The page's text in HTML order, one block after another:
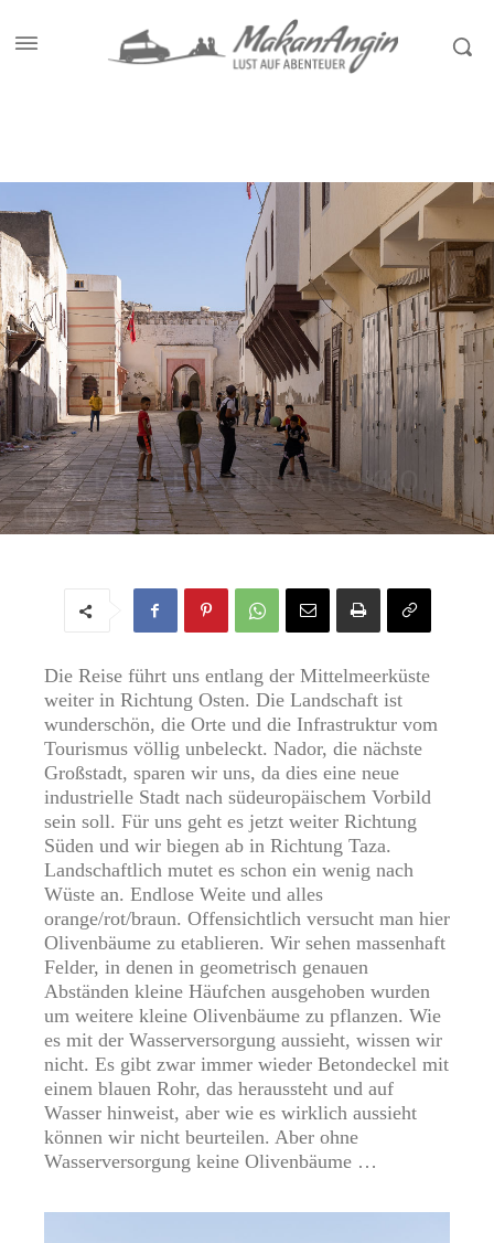
3 | DER OSTEN VON MAROKKO
UND FES
Die Reise führt uns entlang der Mittelmeerküste
weiter in Richtung Osten. Die Landschaft ist
wunderschön, die Orte und die Infrastruktur vom
Tourismus völlig unbeleckt. Nador, die nächste
Großstadt, sparen wir uns, da dies eine neue
industrielle Stadt nach südeuropäischem Vorbild
sein soll. Für uns geht es jetzt weiter Richtung
Süden und wir biegen ab in Richtung Taza.
Landschaftlich mutet es schon ein wenig nach
Wüste an. Endlose Weite und alles
orange/rot/braun. Offensichtlich versucht man hier
Olivenbäume zu etablieren. Wir sehen massenhaft
Felder, in denen in geometrisch genauen
Abständen kleine Häufchen ausgehoben wurden
um weitere kleine Olivenbäume zu pflanzen. Wie
es mit der Wasserversorgung aussieht, wissen wir
nicht. Es gibt zwar immer wieder Betondeckel mit
einem blauen Rohr, das heraussteht und auf
Wasser hinweist, aber wie es wirklich aussieht
können wir nicht beurteilen. Aber ohne
Wasserversorgung keine Olivenbäume …